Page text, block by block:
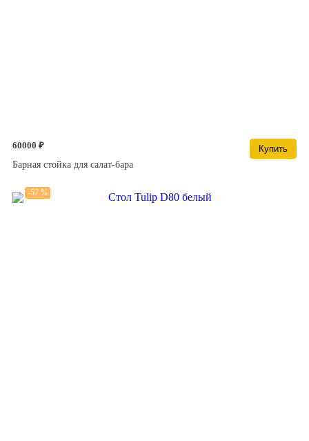
60000 ₽
Купить
Барная стойка для салат-бара
-57 %